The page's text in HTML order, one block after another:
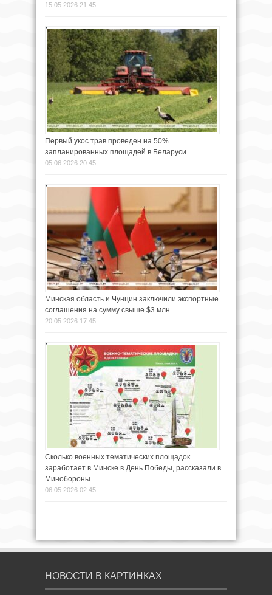
15.05.2026 21:45
Первый укос трав проведен на 50%
запланированных площадей в Беларуси
05.06.2026 20:45
Минская область и Чунцин заключили экспортные
соглашения на сумму свыше $3 млн
20.05.2026 17:45
Сколько военных тематических площадок
заработает в Минске в День Победы, рассказали в
Минобороны
06.05.2026 02:45
НОВОСТИ В КАРТИНКАХ